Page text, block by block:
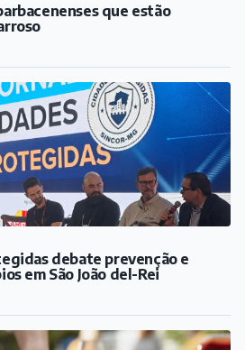
que estão
debate prevenção e
em São João del-Rei